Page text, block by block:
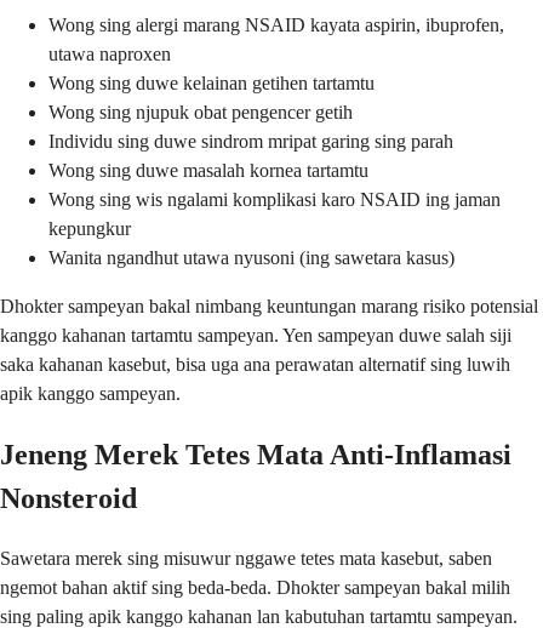
Wong sing alergi marang NSAID kayata aspirin, ibuprofen,
utawa naproxen
Wong sing duwe kelainan getihen tartamtu
Wong sing njupuk obat pengencer getih
Individu sing duwe sindrom mripat garing sing parah
Wong sing duwe masalah kornea tartamtu
Wong sing wis ngalami komplikasi karo NSAID ing jaman
kepungkur
Wanita ngandhut utawa nyusoni (ing sawetara kasus)
Dhokter sampeyan bakal nimbang keuntungan marang risiko potensial
kanggo kahanan tartamtu sampeyan. Yen sampeyan duwe salah siji
saka kahanan kasebut, bisa uga ana perawatan alternatif sing luwih
apik kanggo sampeyan.
Jeneng Merek Tetes Mata Anti-Inflamasi
Nonsteroid
Sawetara merek sing misuwur nggawe tetes mata kasebut, saben
ngemot bahan aktif sing beda-beda. Dhokter sampeyan bakal milih
sing paling apik kanggo kahanan lan kabutuhan tartamtu sampeyan.